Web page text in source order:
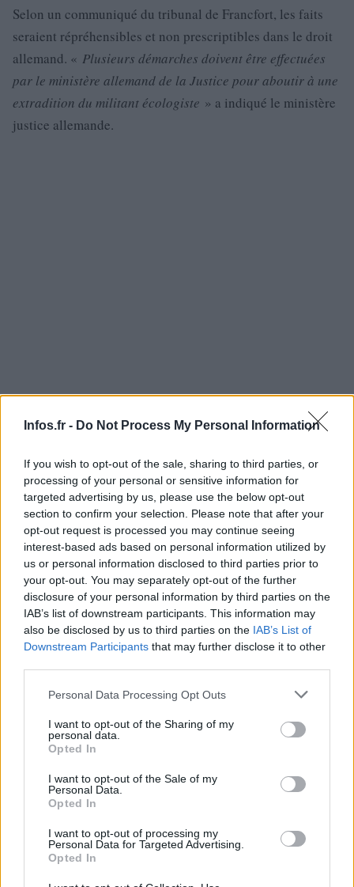
Infos.fr - Do Not Process My Personal Information
If you wish to opt-out of the sale, sharing to third parties, or
processing of your personal or sensitive information for
targeted advertising by us, please use the below opt-out
section to confirm your selection. Please note that after your
opt-out request is processed you may continue seeing
interest-based ads based on personal information utilized by
us or personal information disclosed to third parties prior to
your opt-out. You may separately opt-out of the further
disclosure of your personal information by third parties on the
IAB’s list of downstream participants. This information may
also be disclosed by us to third parties on the IAB’s List of
Downstream Participants that may further disclose it to other
Please note that this website/app uses one or more Google
not limited to your visit or usage behaviour. You may click to
grant or deny consent to Google and its third-party tags to
use your data for below specified purposes in below Google
consent section.
Personal Data Processing Opt Outs
I want to opt-out of the Sharing of my
personal data.
Opted In
I want to opt-out of the Sale of my
Personal Data.
Opted In
I want to opt-out of processing my
Personal Data for Targeted Advertising.
Opted In
Selon un communiqué du tribunal de Francfort, les faits
seraient répréhensibles et non prescriptibles dans le droit
allemand. « Plusieurs démarches doivent être effectuées
par le ministère allemand de la Justice pour aboutir à une
extradition du militant écologiste » a indiqué le ministère
justice allemande.
Paul Watson a été libéré contre une caution de 250 000
territoire allemand le temps que la justice examine sa
demande d’extradition pour être jugé au Costa Rica.
L’organisation , créée en 1977 à la suite d’une scission
avec Greenpeace, est notamment réputée pour ses actions
coups de poing à l’encontre des baleiniers japonais qui
chaque année partent pêcher dans les sanctuaires à
baleines situés dans les mers australes. Le Japon est un des
rares pays, avec la Norvège, à n’avoir pas signé la
Convention internationale pour la réglementation de la
chasse à la baleine (CIRCB) sous couvert de recherche
AUTEUR